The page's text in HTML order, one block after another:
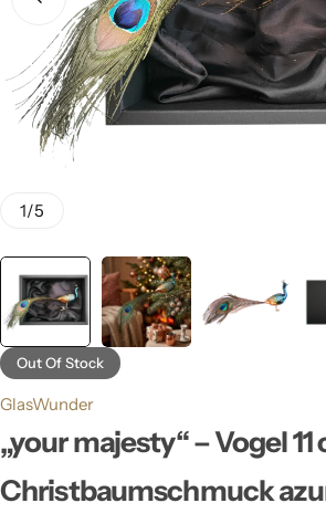
1/5
Out Of Stock
GlasWunder
„your majesty“ – Vogel 11
Christbaumschmuck